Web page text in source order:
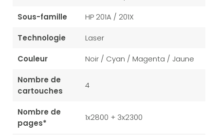
Sous-famille HP 201A / 201X
Technologie Laser
Couleur Noir / Cyan / Magenta / Jaune
Nombre de
cartouches
4
Nombre de
pages*
1x2800 + 3x2300